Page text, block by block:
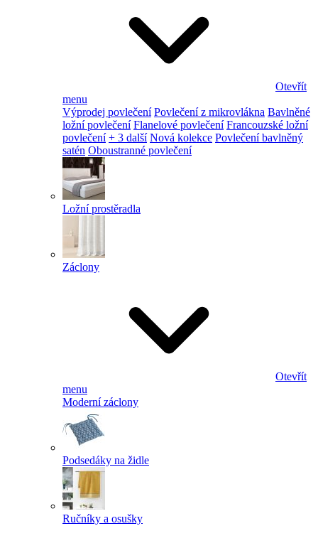
Otevřít
menu
Výprodej povlečení Povlečení z mikrovlákna Bavlněné
ložní povlečení Flanelové povlečení Francouzské ložní
povlečení + 3 další Nová kolekce Povlečení bavlněný
satén Oboustranné povlečení
Ložní prostěradla
Záclony
Otevřít
menu
Moderní záclony
Podsedáky na židle
Ručníky a osušky